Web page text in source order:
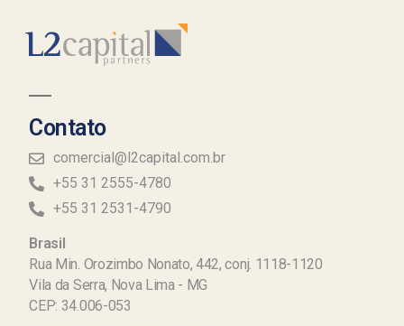
Contato
comercial@l2capital.com.br
+55 31 2555-4780
+55 31 2531-4790
Brasil
Rua Min. Orozimbo Nonato, 442, conj. 1118-1120
Vila da Serra, Nova Lima - MG
CEP: 34.006-053